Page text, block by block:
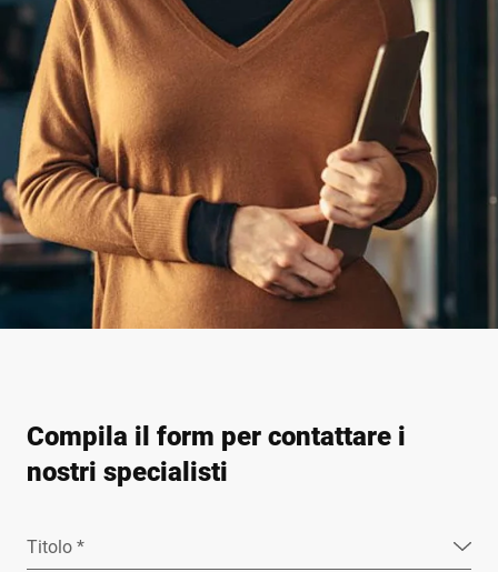
Compila il form per contattare i
nostri specialisti
Titolo *